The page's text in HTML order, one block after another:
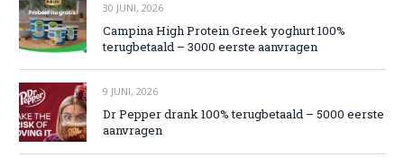
30 JUNI, 2026
Campina High Protein Greek yoghurt 100%
terugbetaald – 3000 eerste aanvragen
9 JUNI, 2026
Dr Pepper drank 100% terugbetaald – 5000 eerste
aanvragen